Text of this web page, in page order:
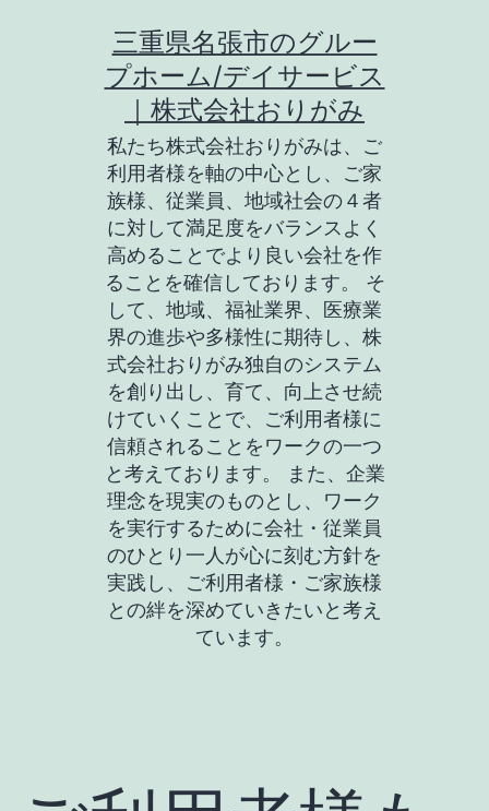
三重県名張市のグルー
プホーム/デイサービス
｜株式会社おりがみ
私たち株式会社おりがみは、ご
利用者様を軸の中心とし、ご家
族様、従業員、地域社会の４者
に対して満足度をバランスよく
高めることでより良い会社を作
ることを確信しております。 そ
して、地域、福祉業界、医療業
界の進歩や多様性に期待し、株
式会社おりがみ独自のシステム
を創り出し、育て、向上させ続
けていくことで、ご利用者様に
信頼されることをワークの一つ
と考えております。 また、企業
理念を現実のものとし、ワーク
を実行するために会社・従業員
のひとり一人が心に刻む方針を
実践し、ご利用者様・ご家族様
との絆を深めていきたいと考え
ています。